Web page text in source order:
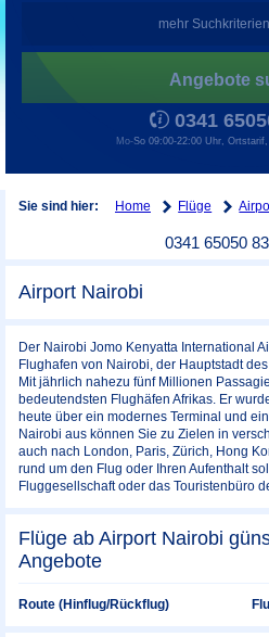
mehr
Angebote
0341
Mo-So 09:00-22:00 Uhr,
Sie sind hier: Home Flüge
0341 65050
Airport Nairobi
Der Nairobi Jomo Kenyatta International
Flughafen von Nairobi, der Hauptstadt
Mit jährlich nahezu fünf Millionen
bedeutendsten Flughäfen Afrikas. Er
heute über ein modernes Terminal und
Nairobi aus können Sie zu Zielen in
auch nach London, Paris, Zürich, Hong
rund um den Flug oder Ihren Aufenthalt
Fluggesellschaft oder das Touristenbüro
Flüge ab Airport Nairobi
Angebote
Route (Hinflug/Rückflug)